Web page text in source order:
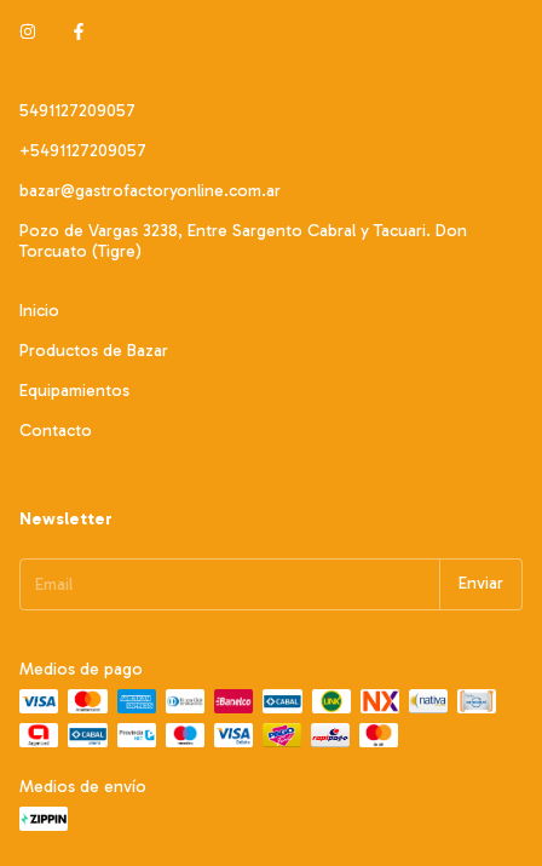
5491127209057
+5491127209057
bazar@gastrofactoryonline.com.ar
Pozo de Vargas 3238, Entre Sargento Cabral y Tacuari. Don
Torcuato (Tigre)
Inicio
Productos de Bazar
Equipamientos
Contacto
Newsletter
Medios de pago
Medios de envío